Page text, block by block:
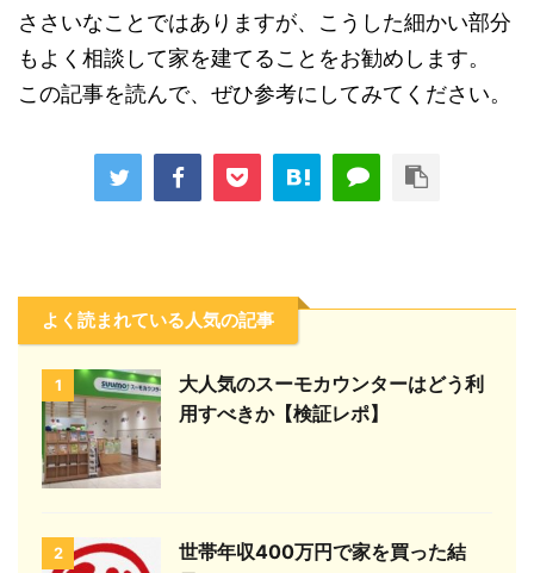
ささいなことではありますが、こうした細かい部分
もよく相談して家を建てることをお勧めします。
この記事を読んで、ぜひ参考にしてみてください。
よく読まれている人気の記事
1
大人気のスーモカウンターはどう利
用すべきか【検証レポ】
2
世帯年収400万円で家を買った結